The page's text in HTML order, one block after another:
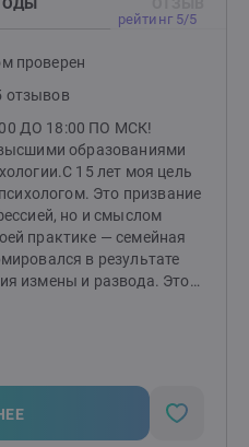
рейтинг 5/5
проверен
отзывов
ДО 18:00 ПО МСК!
образованиями
15 лет моя цель
Это призвание
но и смыслом
практике — семейная
в результате
измены и развода. Этот
в «формулу»
людям справляться
расстройством
в жизни и повышенной
Я понимаю, как